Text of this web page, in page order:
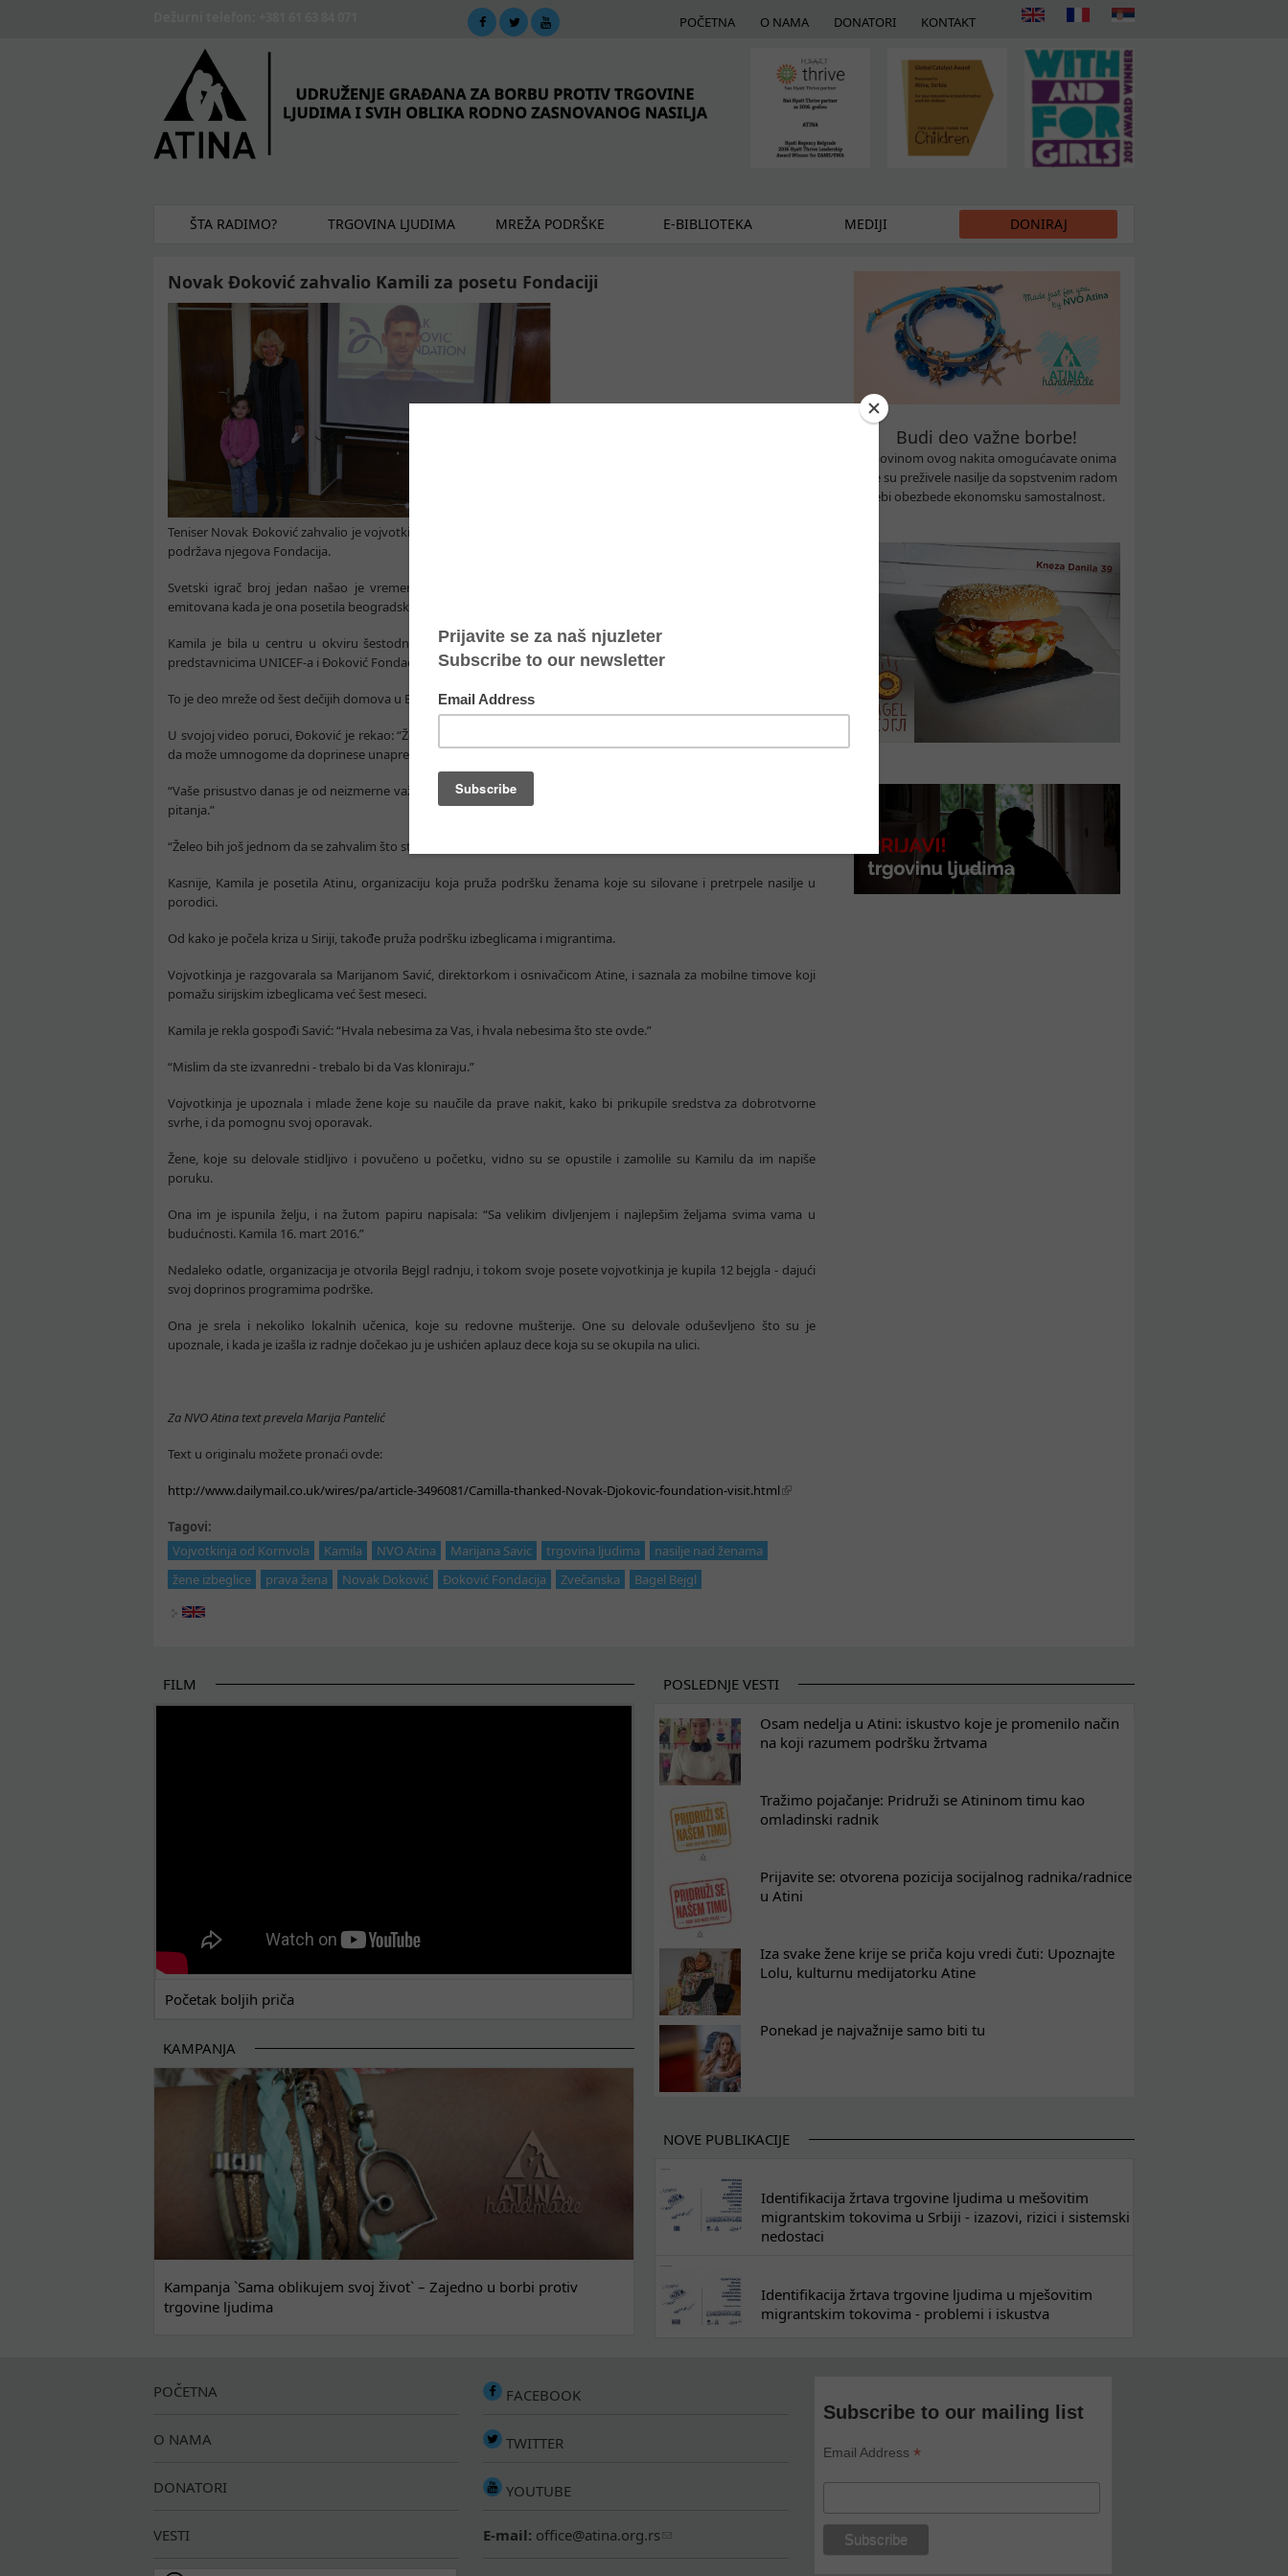
POČETNA O NAMA DONATORI KONTAKT
ŠTA RADIMO? TRGOVINA LJUDIMA MREŽA PODRŠKE E-BIBLIOTEKA MEDIJI DONIRAJ
Novak Đoković zahvalio Kamili za posetu Fondaciji
Teniser Novak Đoković zahvalio je vojvotkinji od Kornvola što je izdvojila vreme da poseti jedan od projekata koje
podržava njegova Fondacija.
Svetski igrač broj jedan našao je vremena u svom rasporedu da snimi video poruku za vojvotkinju, koja je
emitovana kada je ona posetila beogradski Centar u Zvečanskoj, u Srbiji.
Kamila je bila u centru u okviru šestodnevne posete balkanskom regionu sa princom od Velsa, i srela se sa
predstavnicima UNICEF-a i Đoković Fondacije, koji pružaju usluge porodičnih saradnika.
To je deo mreže od šest dečijih domova u Beogradu, i dom je za oko 180 dece.
U svojoj video poruci, Đoković je rekao: “Želja svih nas je da ovaj projekat u potpunosti zaživi jer smo svesni toga
da može umnogome da doprinese unapređenju društva u kome živimo.”
“Vaše prisustvo danas je od neizmerne važnosti zbog skretanja pažnje javnosti i dodatnog isticanja značaja ovog
pitanja.”
“Želeo bih još jednom da se zahvalim što ste danas sa nama i na podršci koju nam pružate.”
Kasnije, Kamila je posetila Atinu, organizaciju koja pruža podršku ženama koje su silovane i pretrpele nasilje u
porodici.
Od kako je počela kriza u Siriji, takođe pruža podršku izbeglicama i migrantima.
Vojvotkinja je razgovarala sa Marijanom Savić, direktorkom i osnivačicom Atine, i saznala za mobilne timove koji
pomažu sirijskim izbeglicama već šest meseci.
Kamila je rekla gospođi Savić: “Hvala nebesima za Vas, i hvala nebesima što ste ovde.”
“Mislim da ste izvanredni - trebalo bi da Vas kloniraju.”
Vojvotkinja je upoznala i mlade žene koje su naučile da prave nakit, kako bi prikupile sredstva za dobrotvorne
svrhe, i da pomognu svoj oporavak.
Žene, koje su delovale stidljivo i povučeno u početku, vidno su se opustile i zamolile su Kamilu da im napiše
poruku.
Ona im je ispunila želju, i na žutom papiru napisala: “Sa velikim divljenjem i najlepšim željama svima vama u
budućnosti. Kamila 16. mart 2016.”
Nedaleko odatle, organizacija je otvorila Bejgl radnju, i tokom svoje posete vojvotkinja je kupila 12 bejgla - dajući
svoj doprinos programima podrške.
Ona je srela i nekoliko lokalnih učenica, koje su redovne mušterije. One su delovale oduševljeno što su je
upoznale, i kada je izašla iz radnje dočekao ju je ushićen aplauz dece koja su se okupila na ulici.
Za NVO Atina text prevela Marija Pantelić
Text u originalu možete pronaći ovde:
http://www.dailymail.co.uk/wires/pa/article-3496081/Camilla-thanked-Novak-Djokovic-foundation-visit.html
Tagovi:
Vojvotkinja od Kornvola
Kamila NVO Atina Marijana Savic trgovina ljudima
nasilje nad ženama
žene izbeglice
prava žena Novak Doković Đoković Fondacija Zvečanska Bagel Bejgl
Budi deo važne borbe!
Kupovinom ovog nakita omogućavate onima
koje su preživele nasilje da sopstvenim radom
sebi obezbede ekonomsku samostalnost.
FILM
Početak boljih priča
KAMPANJA
Kampanja `Sama oblikujem svoj život` – Zajedno u borbi protiv
trgovine ljudima
POSLEDNJE VESTI
Osam nedelja u Atini: iskustvo koje je promenilo način
na koji razumem podršku žrtvama
Tražimo pojačanje: Pridruži se Atininom timu kao
omladinski radnik
Prijavite se: otvorena pozicija socijalnog radnika/radnice
u Atini
Iza svake žene krije se priča koju vredi čuti: Upoznajte
Lolu, kulturnu medijatorku Atine
Ponekad je najvažnije samo biti tu
NOVE PUBLIKACIJE
Identifikacija žrtava trgovine ljudima u mešovitim
migrantskim tokovima u Srbiji - izazovi, rizici i sistemski
nedostaci
Identifikacija žrtava trgovine ljudima u mješovitim
migrantskim tokovima - problemi i iskustva
POČETNA
O NAMA
DONATORI
VESTI
FACEBOOK
TWITTER
YOUTUBE
E-mail: office@atina.org.rs
Subscribe to our mailing list
Email Address*